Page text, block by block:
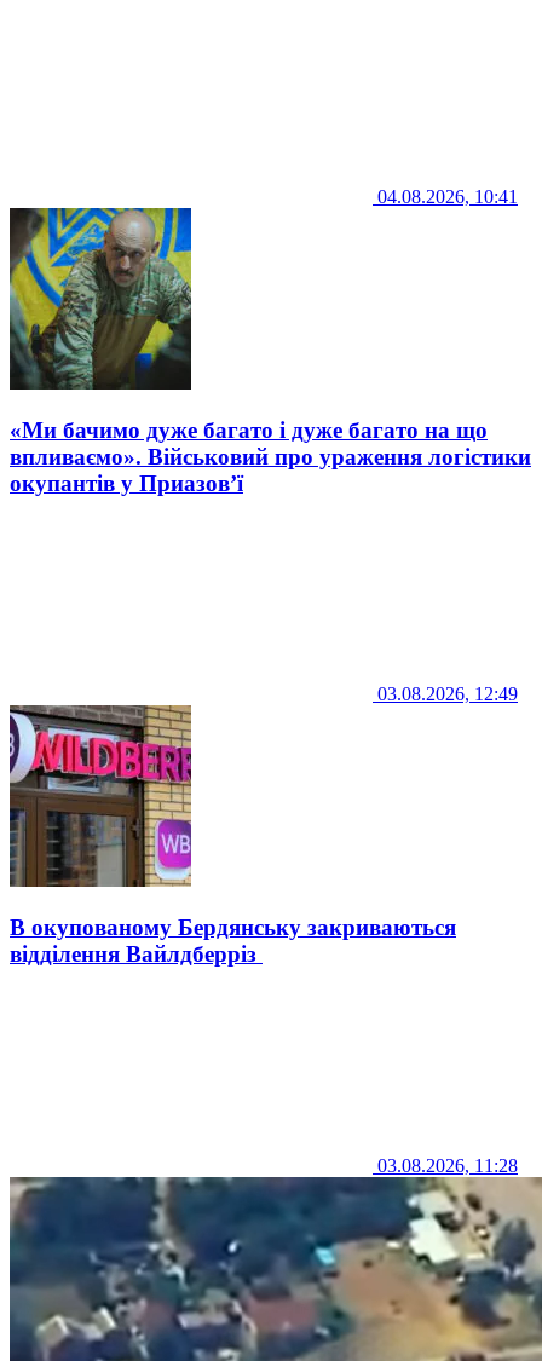
04.08.2026, 10:41
«Ми бачимо дуже багато і дуже багато на що
впливаємо». Військовий про ураження логістики
окупантів у Приазов’ї
03.08.2026, 12:49
В окупованому Бердянську закриваються
відділення Вайлдберріз
03.08.2026, 11:28